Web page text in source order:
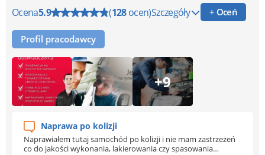
Ocena5.9 (128ocen)Szczegóły + Oceń
Profil pracodawcy
+9
Naprawa po kolizji
Naprawiałem tutaj samochód po kolizji i nie mam zastrzeżeń
co do jakości wykonania, lakierowania czy spasowania